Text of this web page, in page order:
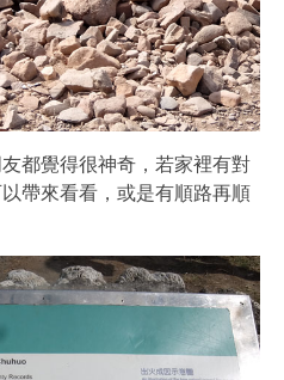
都覺得很神奇，若家裡有對
帶來看看，或是有順路再順